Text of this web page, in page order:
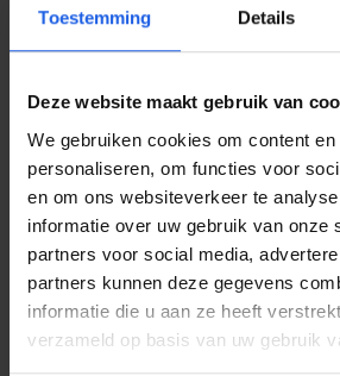
Toestemming Details
Deze website maakt gebruik van
We gebruiken cookies om content
personaliseren, om functies voor
en om ons websiteverkeer te
informatie over uw gebruik van onze
partners voor social media,
partners kunnen deze gegevens
informatie die u aan ze heeft
verzameld op basis van uw gebruik